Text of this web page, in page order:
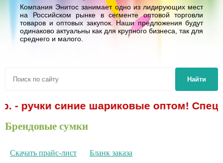
Компания Энитос занимает одно из лидирующих мест
на Российском рынке в сегменте оптовой торговли
товаров и оптовых закупок. Наши предложения будут
одинаково актуальны как для крупного бизнеса, так для
среднего и малого.
Найти
- ручки синие шариковые оптом!
Брендовые сумки
Скачать прайс-лист Бланк заказа